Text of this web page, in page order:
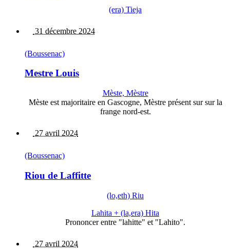
(era) Tieja
31 décembre 2024
(Boussenac)
Mestre Louis
Mèste, Mèstre
Mèste est majoritaire en Gascogne, Mèstre présent sur sur la
frange nord-est.
27 avril 2024
(Boussenac)
Riou de Laffitte
(lo,eth) Riu
Lahita + (la,era) Hita
Prononcer entre "lahitte" et "Lahito".
27 avril 2024